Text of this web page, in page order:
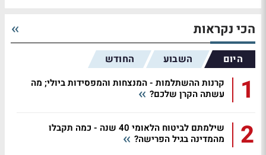
הכי נקראות
היום השבוע החודש
1
קרנות ההשתלמות - המנצחות והמפסידות ביולי; מה
עשתה הקרן שלכם?
2
שילמתם לביטוח הלאומי 40 שנה - כמה תקבלו
מהמדינה בגיל הפרישה?